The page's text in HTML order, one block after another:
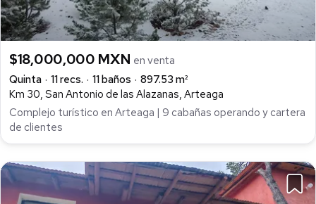
$18,000,000 MXN en venta
Quinta
11 recs. 11 baños
897.53 m²
Km 30, San Antonio de las Alazanas, Arteaga
Complejo turístico en Arteaga | 9 cabañas operando y cartera
de clientes